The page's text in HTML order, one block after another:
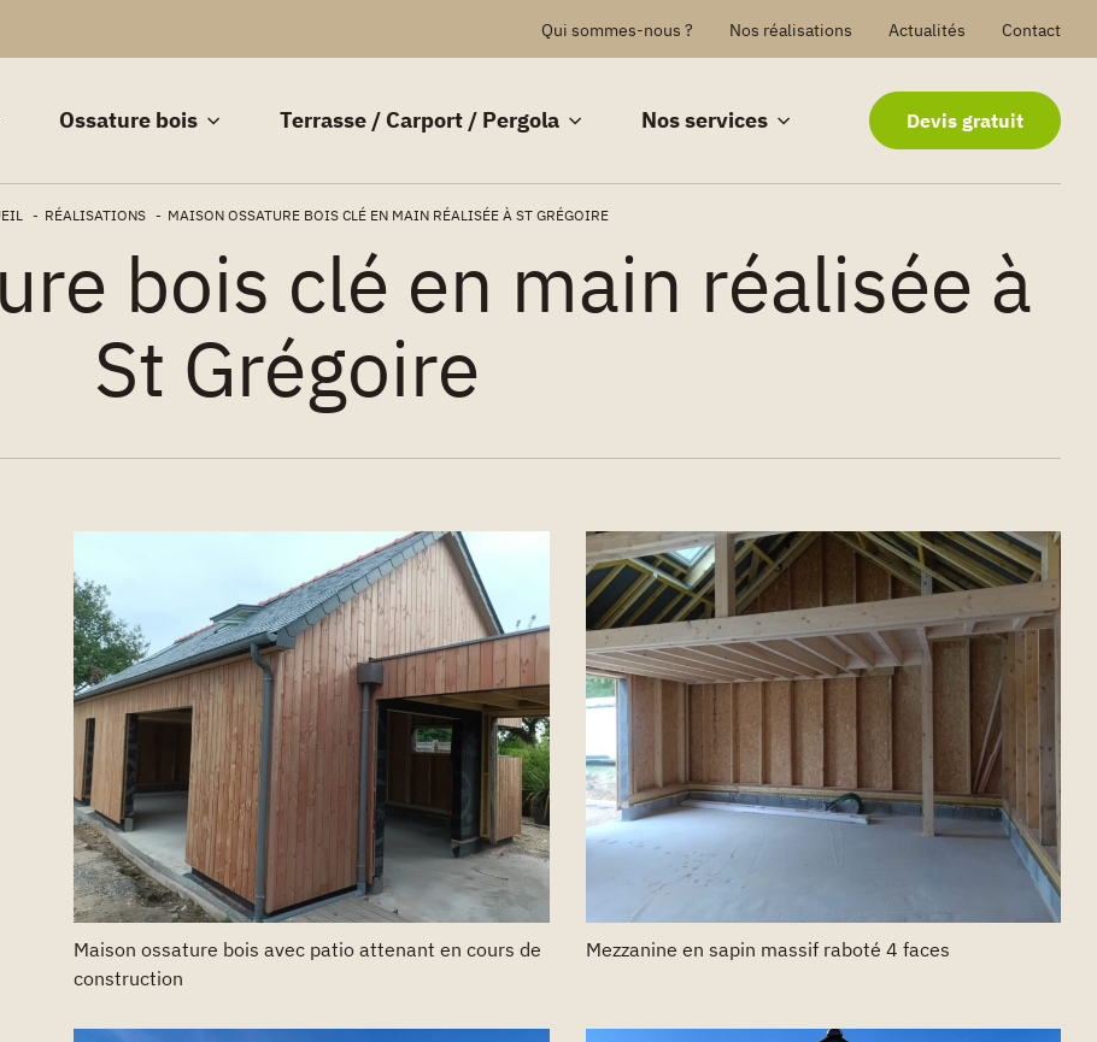
Qui sommes-nous ? Nos réalisations Actualités Contact
Ossature bois Terrasse / Carport / Pergola Nos services Devis gratuit
RÉALISATIONS MAISON OSSATURE BOIS CLÉ EN MAIN RÉALISÉE À ST GRÉGOIRE
bois clé en main réalisée à
St Grégoire
Maison ossature bois avec patio attenant en cours de
construction
Mezzanine en sapin massif raboté 4 faces